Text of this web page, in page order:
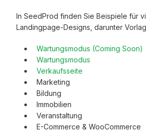
In SeedProd finden Sie Beispiele für
Landingpage-Designs, darunter
Wartungsmodus (Coming Soon)
Wartungsmodus
Verkaufsseite
Marketing
Bildung
Immobilien
Veranstaltung
E-Commerce & WooCommerce